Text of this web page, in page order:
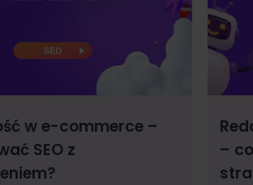
w e-commerce –
SEO z
–